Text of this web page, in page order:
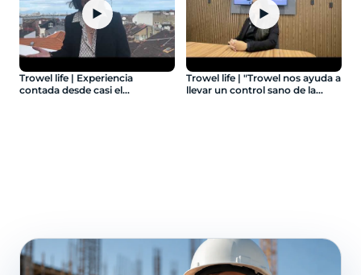
▶
Trowel life | Experiencia
contada desde casi el
▶
Trowel life | "Trowel nos ayuda a
llevar un control sano de la